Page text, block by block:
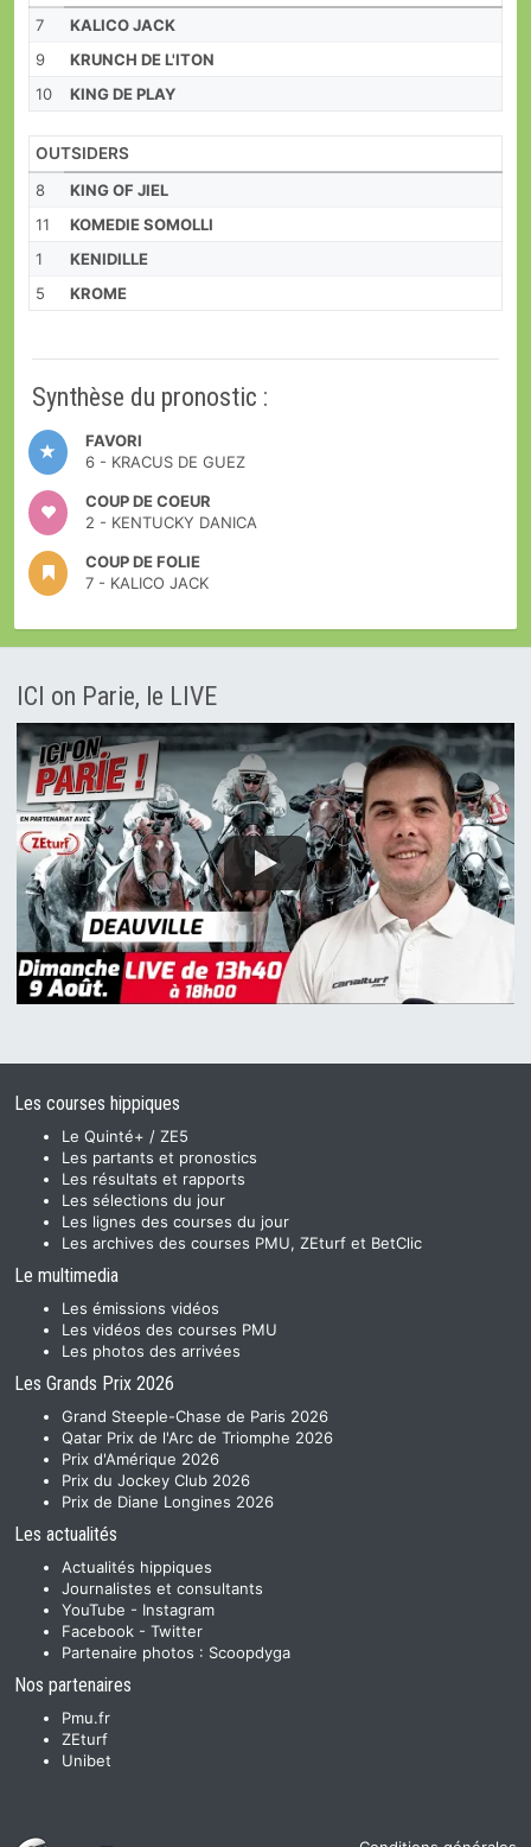
7
KALICO JACK
9
KRUNCH DE L'ITON
10
KING DE PLAY
OUTSIDERS
8
KING OF JIEL
11
KOMEDIE SOMOLLI
1
KENIDILLE
5
KROME
Synthèse du pronostic :
FAVORI
6 - KRACUS DE GUEZ
COUP DE COEUR
2 - KENTUCKY DANICA
COUP DE FOLIE
7 - KALICO JACK
ICI on Parie, le LIVE
Les courses hippiques
Le Quinté+ / ZE5
Les partants et pronostics
Les résultats et rapports
Les sélections du jour
Les lignes des courses du jour
Les archives des courses PMU, ZEturf et BetClic
Le multimedia
Les émissions vidéos
Les vidéos des courses PMU
Les photos des arrivées
Les Grands Prix 2026
Grand Steeple-Chase de Paris 2026
Qatar Prix de l'Arc de Triomphe 2026
Prix d'Amérique 2026
Prix du Jockey Club 2026
Prix de Diane Longines 2026
Les actualités
Actualités hippiques
Journalistes et consultants
YouTube - Instagram
Facebook - Twitter
Partenaire photos : Scoopdyga
Nos partenaires
Pmu.fr
ZEturf
Unibet